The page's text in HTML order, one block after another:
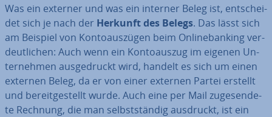
Was ein externer und was ein interner Beleg ist, ent­schei­
det sich je nach der Herkunft des Belegs. Das lässt sich
am Beispiel von Kon­to­aus­zü­gen beim On­line­ban­king ver­
deut­li­chen: Auch wenn ein Kon­to­aus­zug im eigenen Un­
ter­neh­men aus­ge­druckt wird, handelt es sich um einen
externen Beleg, da er von einer externen Partei erstellt
und be­reit­ge­stellt wurde. Auch eine per Mail zu­ge­sen­de­
te Rechnung, die man selbst­stän­dig ausdruckt, ist ein